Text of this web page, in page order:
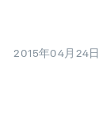
2015年04月24日